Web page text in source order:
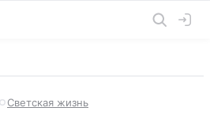
Светская жизнь